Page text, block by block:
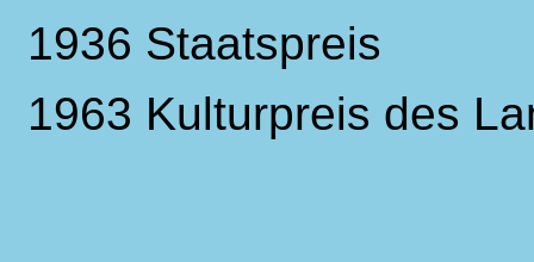
1936 Staatspreis
1963 Kulturpreis des